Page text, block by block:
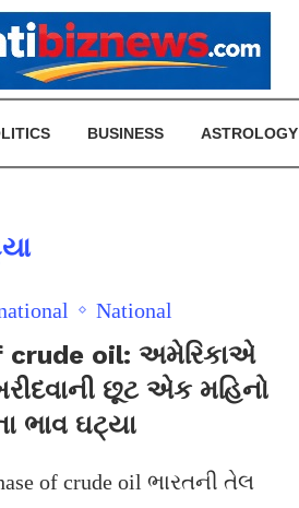
BUSINESS ASTROLOGY
National
crude oil: અમેરિકાએ
છૂટ એક મહિનો
ભાવ ઘટ્યા
of crude oil ભારતની તેલ